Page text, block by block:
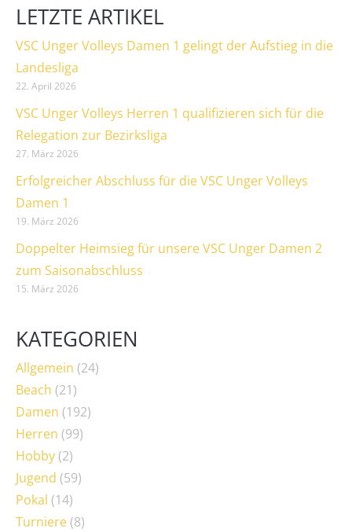
LETZTE ARTIKEL
VSC Unger Volleys Damen 1 gelingt der Aufstieg in die
Landesliga
22. April 2026
VSC Unger Volleys Herren 1 qualifizieren sich für die
Relegation zur Bezirksliga
27. März 2026
Erfolgreicher Abschluss für die VSC Unger Volleys
Damen 1
19. März 2026
Doppelter Heimsieg für unsere VSC Unger Damen 2
zum Saisonabschluss
15. März 2026
KATEGORIEN
Allgemein (24)
Beach (21)
Damen (192)
Herren (99)
Hobby (2)
Jugend (59)
Pokal (14)
Turniere (8)